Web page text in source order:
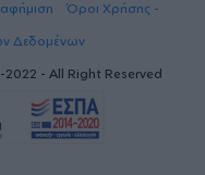
Όροι Χρήσης -
Δεδομένων
- All Right Reserved